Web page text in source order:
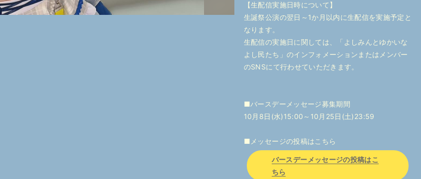
【生配信実施日時について】
生誕祭公演の翌日～1か月以内に生配信を実施予定と
なります。
生配信の実施日に関しては、「よしみんとゆかいな
よし民たち」のインフォメーションまたはメンバー
のSNSにて行わせていただきます。
■バースデーメッセージ募集期間
10月8日(水)15:00～10月25日(土)23:59
■メッセージの投稿はこちら
バースデーメッセージの投稿はこ
ちら